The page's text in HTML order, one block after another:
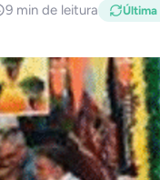
9 min de leitura Última